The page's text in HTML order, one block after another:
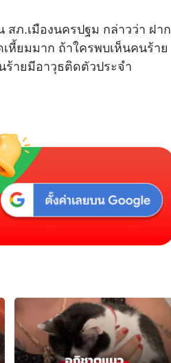
ภ.เมืองนครปฐม กล่าวว่า ฝาก
หี้ยมมาก ถ้าใครพบเห็นคนร้าย
ายมีอาวุธติดตัวประจำ